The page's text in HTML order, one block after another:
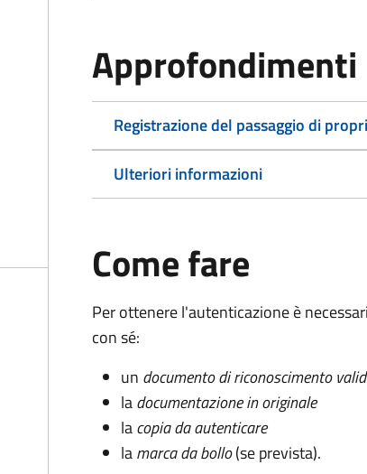
Approfondimenti
Registrazione del passaggio di
Ulteriori informazioni
Come fare
Per ottenere l'autenticazione è
con sé:
un documento di riconoscimento
ladocumentazione in originale
lacopia da autenticare
lamarca da bollo(se prevista).